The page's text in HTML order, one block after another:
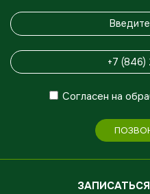
Согласен на